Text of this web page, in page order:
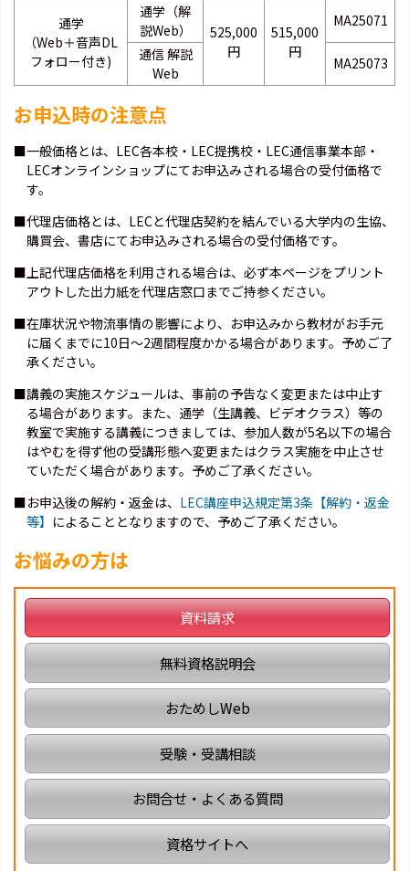
通学
（Web＋音声DL
フォロー付き)
通学（解
説Web）
525,000
円
515,000
円
MA25071
通信 解説
Web
MA25073
お申込時の注意点
■一般価格とは、LEC各本校・LEC提携校・LEC通信事業本部・
LECオンラインショップにてお申込みされる場合の受付価格で
す。
■代理店価格とは、LECと代理店契約を結んでいる大学内の生協、
購買会、書店にてお申込みされる場合の受付価格です。
■上記代理店価格を利用される場合は、必ず本ページをプリント
アウトした出力紙を代理店窓口までご持参ください。
■在庫状況や物流事情の影響により、お申込みから教材がお手元
に届くまでに10日～2週間程度かかる場合があります。予めご了
承ください。
■講義の実施スケジュールは、事前の予告なく変更または中止す
る場合があります。また、通学（生講義、ビデオクラス）等の
教室で実施する講義につきましては、参加人数が5名以下の場合
はやむを得ず他の受講形態へ変更またはクラス実施を中止させ
ていただく場合があります。予めご了承ください。
■お申込後の解約・返金は、 LEC講座申込規定第3条【解約・返金
等】 によることとなりますので、予めご了承ください。
お悩みの方は
資料請求
無料資格説明会
おためしWeb
受験・受講相談
お問合せ・よくある質問
資格サイトへ